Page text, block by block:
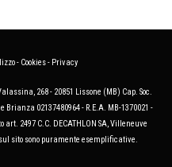
- Cookies- Privacy
268 - 20851 Lissone (MB) Cap. Soc.
Brianza 02137480964 - R.E.A. MB-1370021 -
art. 2497 C.C. DECATHLON SA, Villeneuve
sito sono puramente esemplificative.